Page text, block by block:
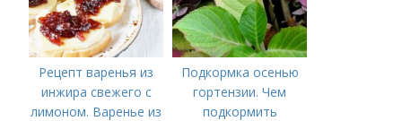
Рецепт варенья из
инжира свежего с
лимоном. Варенье из
Подкормка осенью
гортензии. Чем
подкормить